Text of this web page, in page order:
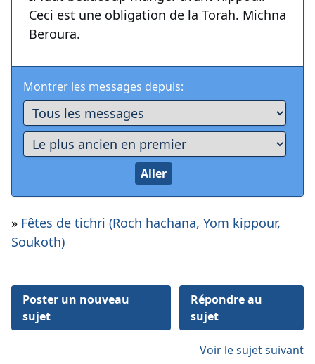
Ceci est une obligation de la Torah. Michna
Beroura.
Montrer les messages depuis:
» Fêtes de tichri (Roch hachana, Yom kippour,
Soukoth)
Poster un nouveau
sujet
Répondre au
sujet
Voir le sujet suivant